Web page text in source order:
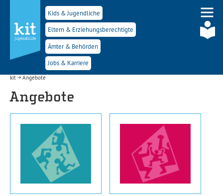
Skip to main navigation
Skip to main content
Skip to page footer
Kids & Jugendliche
Eltern & Erziehungsberechtigte
Ämter & Behörden
Jobs & Karriere
You are here:
kit Angebote
Angebote